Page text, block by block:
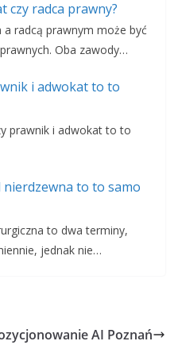
czy radca prawny?
radcą prawnym może być
Oba zawody…
i adwokat to to
prawnik i adwokat to to
nierdzewna to to samo
to dwa terminy,
jednak nie…
AI Poznań